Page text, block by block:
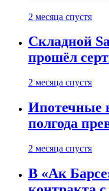
2 месяца спустя
Складной
прошёл
2 месяца спустя
Ипотечные
полгода
2 месяца спустя
В «Ак